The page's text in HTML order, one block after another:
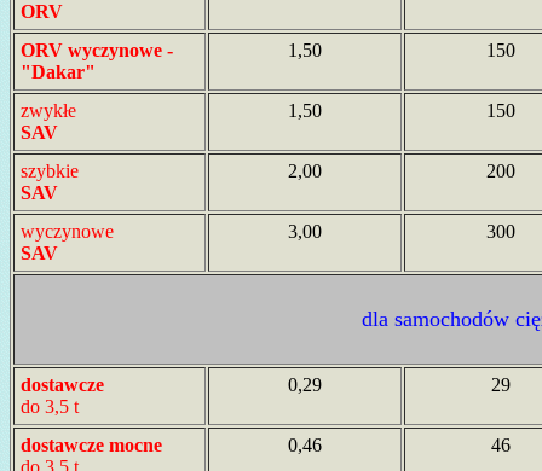
ORV
ORV wyczynowe -
"Dakar"
1,50 150
zwykłe
SAV
1,50 150
szybkie
SAV
2,00 200
wyczynowe
SAV
3,00 300
dla samochodów
dostawcze
do 3,5 t
0,29 29
dostawcze mocne
do 3,5 t
0,46 46